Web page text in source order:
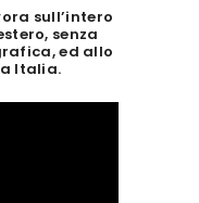
sull’intero
senza
ed allo
Italia.